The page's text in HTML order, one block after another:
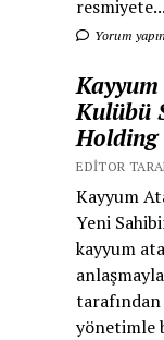
resmiyete...
Yorum yapın
Kulübü
Holding
EDITOR
Kayyum
Yeni
kayyum
tarafından
yönetimle